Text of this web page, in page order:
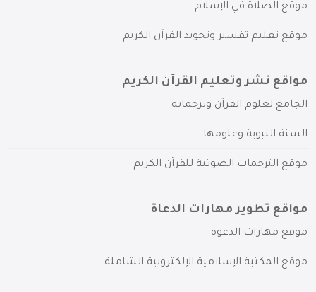
موقع الصلاة في الإسلام
موقع تعليم تفسير وتجويد القرآن الكريم
مواقع نشر وتعليم القرآن الكريم
الجامع لعلوم القرآن وترجماته
السنة النبوية وعلومها
موقع الترجمات الصوتية للقرآن الكريم
مواقع تطوير مهارات الدعاة
موقع مهارات الدعوة
موقع المكتبة الإسلامية الإلكترونية الشاملة